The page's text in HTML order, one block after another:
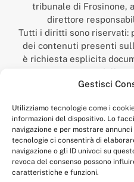
Gestisci
Utilizziamo tecnologie come i
informazioni del dispositivo. Lo
navigazione e per mostrare
tecnologie ci consentirà di
navigazione o gli ID univoci su
revoca del consenso possono
caratteristiche e funzioni.
tribunale di Frosinone,
direttore
Tutti i diritti sono riservati:
dei contenuti presenti
è richiesta esplicita
della
“Anagnia” è un marchio
num. registrazione:
Per contatti: